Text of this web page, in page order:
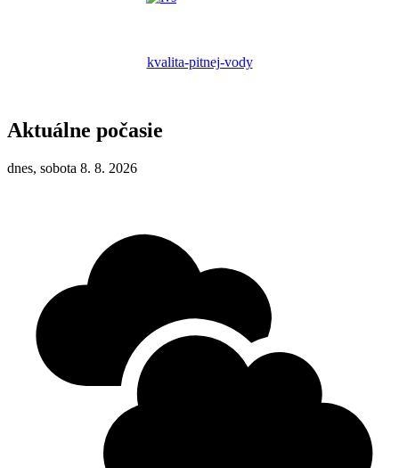
kvalita-pitnej-vody
Aktuálne počasie
dnes, sobota 8. 8. 2026